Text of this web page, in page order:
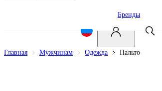
Бренды
Главная Мужчинам Одежда Пальто